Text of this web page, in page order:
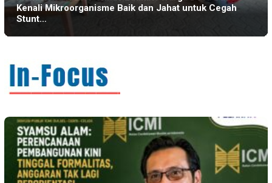
Kenali Mikroorganisme Baik dan Jahat untuk Cegah
Stunt…